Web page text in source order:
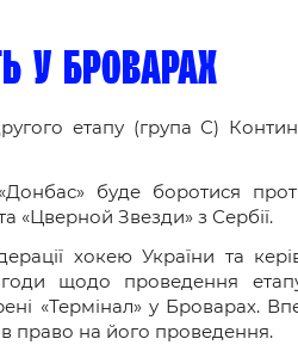
Матчів
(ж)
Тренерський Штаб
Календар Матчів
у Броварах
етапу (група С)
буде боротися
«Цверной Звезди» з Сербії.
хокею України та
щодо проведення
«Термінал» у Броварах.
право на його проведення.